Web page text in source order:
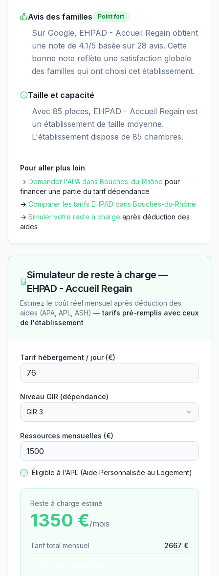
Avis des familles Point fort
Sur Google, EHPAD - Accueil Regain obtient
une note de 4.1/5 basée sur 28 avis. Cette
bonne note reflète une satisfaction globale
des familles qui ont choisi cet établissement.
Taille et capacité
Avec 85 places, EHPAD - Accueil Regain est
un établissement de taille moyenne.
L'établissement dispose de 85 chambres.
Pour aller plus loin
→ Demander l'APA dans Bouches-du-Rhône pour
financer une partie du tarif dépendance
→ Comparer les tarifs EHPAD dans Bouches-du-Rhône
→ Simuler votre reste à charge après déduction des
aides
Simulateur de reste à charge —
EHPAD - Accueil Regain
Estimez le coût réel mensuel après déduction des
aides (APA, APL, ASH) — tarifs pré-remplis avec ceux
de l'établissement
Tarif hébergement / jour (€)
Niveau GIR (dépendance)
GIR 3
Ressources mensuelles (€)
Éligible à l'APL (Aide Personnalisée au Logement)
Reste à charge estimé
1350 €/mois
Tarif total mensuel 2667 €